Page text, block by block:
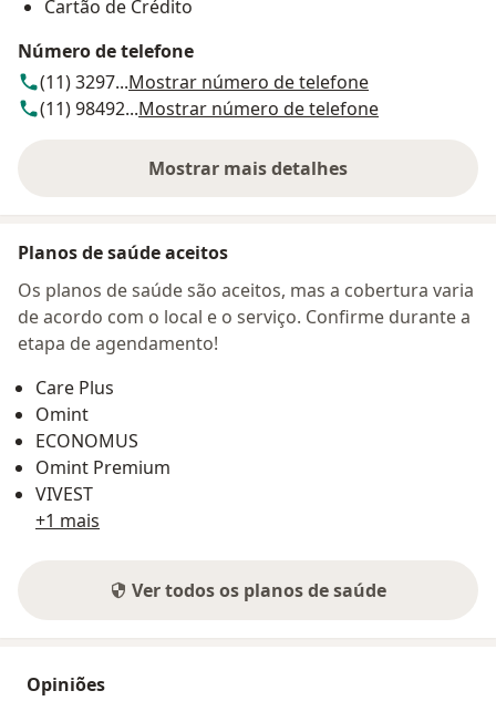
Cartão de Crédito
Número de telefone
(11) 3297...Mostrar número de telefone
(11) 98492...Mostrar número de telefone
Mostrar mais detalhes
sobre o endereço
Planos de saúde aceitos
Os planos de saúde são aceitos, mas a cobertura varia
de acordo com o local e o serviço. Confirme durante a
etapa de agendamento!
Care Plus
Omint
ECONOMUS
Omint Premium
VIVEST
+1 mais
Ver todos os planos de saúde
Opiniões